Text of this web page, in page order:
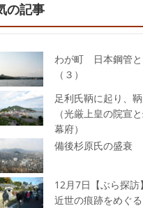
の記事
わが町 日本鋼管と
（３）
足利氏鞆に起り、
（光厳上皇の院宣
幕府）
備後杉原氏の盛衰
12月7日【ぶら探訪
近世の痕跡をめぐ